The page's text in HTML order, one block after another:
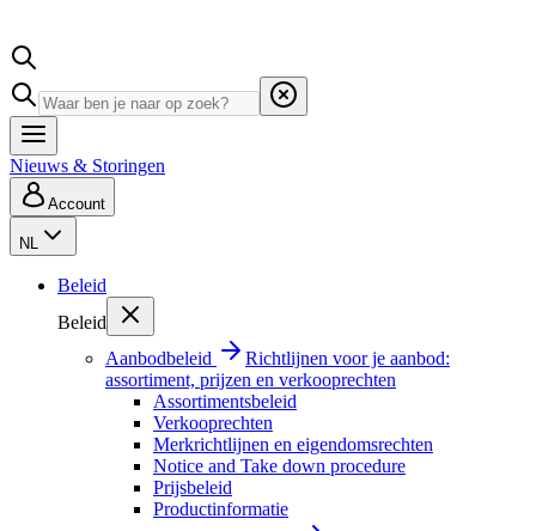
Nieuws & Storingen
Account
NL
Beleid
Beleid
Aanbodbeleid
Richtlijnen voor je aanbod:
assortiment, prijzen en verkooprechten
Assortimentsbeleid
Verkooprechten
Merkrichtlijnen en eigendomsrechten
Notice and Take down procedure
Prijsbeleid
Productinformatie